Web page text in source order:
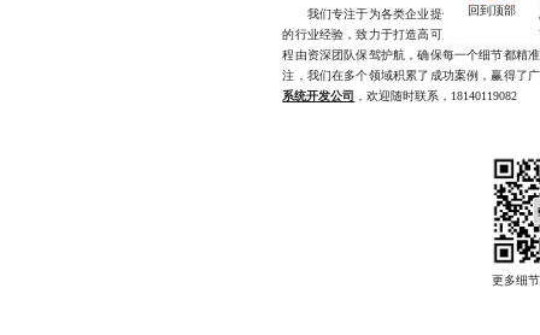
我们专注于为各类企业提供专业、可靠的线
的行业经验，致力于打造高可用、易维护、可
程由资深团队保驾护航，确保每一个细节都精
注，我们在多个领域积累了成功案例，赢得了
系统开发公司
，欢迎随时联系，18140119082
回到顶部